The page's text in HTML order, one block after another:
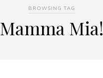
BROWSING TAG
Mamma Mia!